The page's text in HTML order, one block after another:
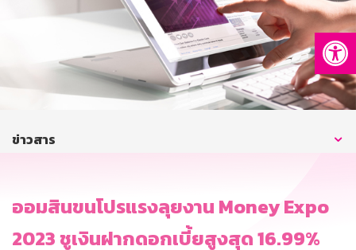
บริการทางการเงิน
ติดต่อเรา
บริการออนไลน์
ข่าวสาร
ออมสินขนโปรแรงลุยงาน Money Expo
2023 ชูเงินฝากดอกเบี้ยสูงสุด 16.99%